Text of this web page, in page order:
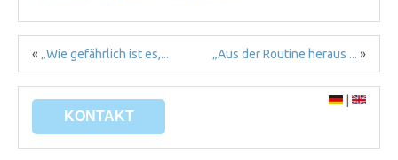
« „Wie gefährlich ist es,... „Aus der Routine heraus ... »
KONTAKT